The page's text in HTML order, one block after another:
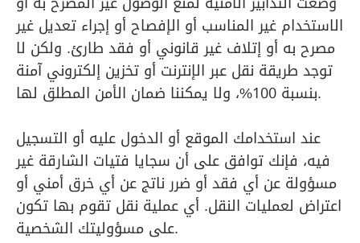
الاستخدام غير المناسب أو الإفصاح أو إجراء تعديل غير
مصرح به أو إتلاف غير قانوني أو فقد طارئ. ولكن لا
توجد طريقة نقل عبر الإنترنت أو تخزين إلكتروني آمنة
بنسبة 100%، ولا يمكننا ضمان الأمن المطلق لها.
عند استخدامك الموقع أو الدخول عليه أو التسجيل
فيه، فإنك توافق على أن سجايا فتيات الشارقة غير
مسؤولة عن أي فقد أو ضرر ناتج عن أي خرق أمني أو
اعتراض لعمليات النقل. أي عملية نقل تقوم بها تكون
على مسؤوليتك الشخصية.